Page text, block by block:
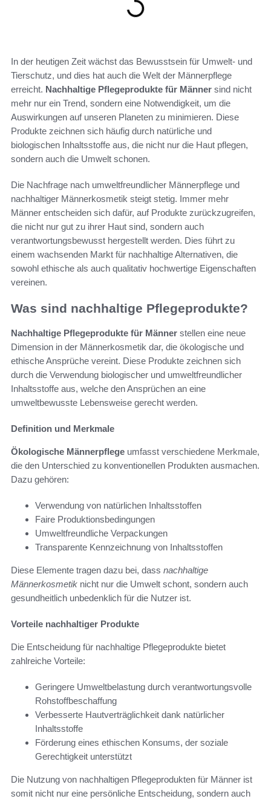
In der heutigen Zeit wächst das Bewusstsein für Umwelt- und
Tierschutz, und dies hat auch die Welt der Männerpflege
erreicht. Nachhaltige Pflegeprodukte für Männer sind nicht
mehr nur ein Trend, sondern eine Notwendigkeit, um die
Auswirkungen auf unseren Planeten zu minimieren. Diese
Produkte zeichnen sich häufig durch natürliche und
biologischen Inhaltsstoffe aus, die nicht nur die Haut pflegen,
sondern auch die Umwelt schonen.
Die Nachfrage nach umweltfreundlicher Männerpflege und
nachhaltiger Männerkosmetik steigt stetig. Immer mehr
Männer entscheiden sich dafür, auf Produkte zurückzugreifen,
die nicht nur gut zu ihrer Haut sind, sondern auch
verantwortungsbewusst hergestellt werden. Dies führt zu
einem wachsenden Markt für nachhaltige Alternativen, die
sowohl ethische als auch qualitativ hochwertige Eigenschaften
vereinen.
Was sind nachhaltige Pflegeprodukte?
Nachhaltige Pflegeprodukte für Männer stellen eine neue
Dimension in der Männerkosmetik dar, die ökologische und
ethische Ansprüche vereint. Diese Produkte zeichnen sich
durch die Verwendung biologischer und umweltfreundlicher
Inhaltsstoffe aus, welche den Ansprüchen an eine
umweltbewusste Lebensweise gerecht werden.
Definition und Merkmale
Ökologische Männerpflege umfasst verschiedene Merkmale,
die den Unterschied zu konventionellen Produkten ausmachen.
Dazu gehören:
Verwendung von natürlichen Inhaltsstoffen
Faire Produktionsbedingungen
Umweltfreundliche Verpackungen
Transparente Kennzeichnung von Inhaltsstoffen
Diese Elemente tragen dazu bei, dass nachhaltige
Männerkosmetik nicht nur die Umwelt schont, sondern auch
gesundheitlich unbedenklich für die Nutzer ist.
Vorteile nachhaltiger Produkte
Die Entscheidung für nachhaltige Pflegeprodukte bietet
zahlreiche Vorteile:
Geringere Umweltbelastung durch verantwortungsvolle
Rohstoffbeschaffung
Verbesserte Hautverträglichkeit dank natürlicher
Inhaltsstoffe
Förderung eines ethischen Konsums, der soziale
Gerechtigkeit unterstützt
Die Nutzung von nachhaltigen Pflegeprodukten für Männer ist
somit nicht nur eine persönliche Entscheidung, sondern auch